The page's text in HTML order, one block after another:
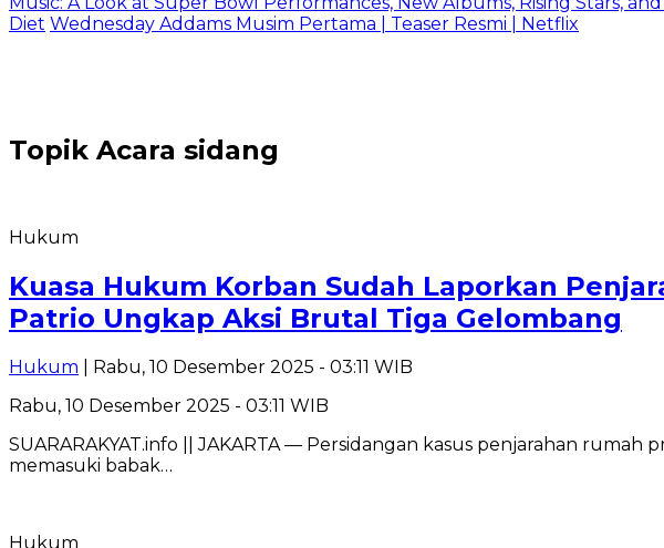
Diet Wednesday Addams Musim Pertama | Teaser Resmi | Netflix
Topik Acara sidang
Hukum
Kuasa Hukum Korban Sudah Laporkan
Patrio Ungkap Aksi Brutal Tiga Gelombang
Hukum | Rabu, 10 Desember 2025 - 03:11 WIB
Rabu, 10 Desember 2025 - 03:11 WIB
SUARARAKYAT.info || JAKARTA — Persidangan kasus penjarahan
memasuki babak…
Hukum